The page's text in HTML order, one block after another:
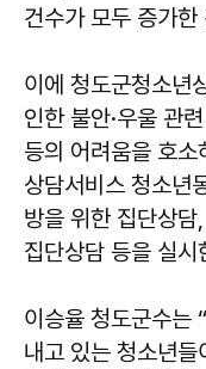
건수가 모두 증가
이에 청도군청소년
인한 불안·우울 관
등의 어려움을 호
상담서비스 청소년
방을 위한 집단상
집단상담 등을 실시
이승율 청도군수는
내고 있는 청소년